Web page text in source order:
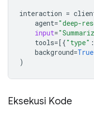
interaction =
agent="deep-
input=
tools=[{"type" :
background=True
)
Eksekusi Kode